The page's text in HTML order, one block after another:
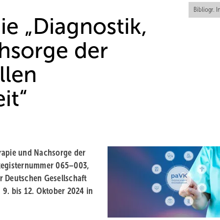
Bibliogr.
„Diagnostik,
der
und Nachsorge der
065–003,
Deutschen Gesellschaft
bis 12. Oktober 2024 in